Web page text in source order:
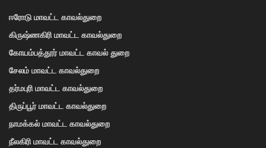
ஈரோடு மாவட்ட காவல்துறை
கிருஷ்ணகிரி மாவட்ட காவல்துறை
கோயம்பத்தூர் மாவட்ட காவல் துறை
சேலம் மாவட்ட காவல்துறை
தர்மபுரி மாவட்ட காவல்துறை
திருப்பூர் மாவட்ட காவல்துறை
நாமக்கல் மாவட்ட காவல்துறை
நீலகிரி மாவட்ட காவல்துறை